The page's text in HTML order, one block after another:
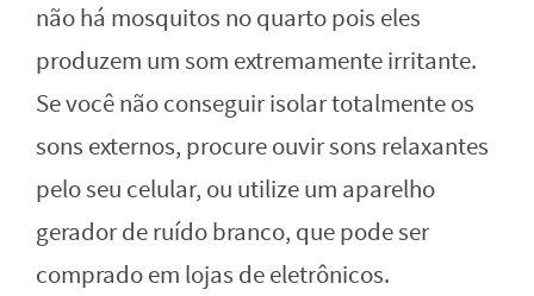
não há mosquitos no quarto pois eles
produzem um som extremamente irritante.
Se você não conseguir isolar totalmente os
sons externos, procure ouvir sons relaxantes
pelo seu celular, ou utilize um aparelho
gerador de ruído branco, que pode ser
comprado em lojas de eletrônicos.